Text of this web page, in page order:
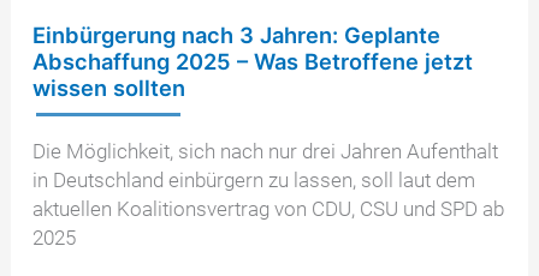
Einbürgerung nach 3 Jahren: Geplante
Abschaffung 2025 – Was Betroffene jetzt
wissen sollten
Die Möglichkeit, sich nach nur drei Jahren Aufenthalt
in Deutschland einbürgern zu lassen, soll laut dem
aktuellen Koalitionsvertrag von CDU, CSU und SPD ab
2025